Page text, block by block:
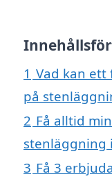
1 Vad kan ett
på
2 Få alltid
stenläggning
3 Få 3